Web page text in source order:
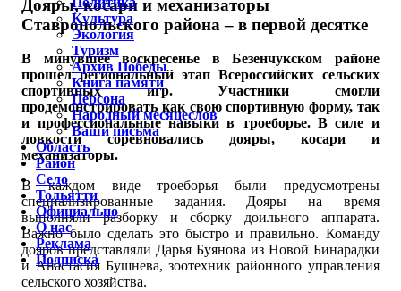
Дояры, косари и механизаторы
Ставропольского района – в первой десятке
В минувшее воскресенье в Безенчукском районе
прошел региональный этап Всероссийских сельских
спортивных игр. Участники смогли
продемонстрировать как свою спортивную форму, так
и профессиональные навыки в троеборье. В силе и
ловкости соревновались дояры, косари и
механизаторы.
В каждом виде троеборья были предусмотрены
специализированные задания. Дояры на время
выполняли разборку и сборку доильного аппарата.
Важно было сделать это быстро и правильно. Команду
дояров представляли Дарья Буянова из Новой Бинарадки
и Анастасия Бушнева, зоотехник районного управления
сельского хозяйства.
Культура
Экология
Туризм
Архив Победы
Книга памяти
Персона
Народный месяцеслов
Ваши письма
Область
Район
Село
Тольятти
Официально
О нас
Реклама
Подписка